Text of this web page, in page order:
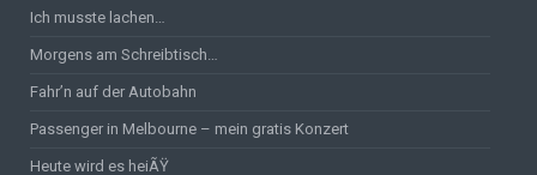
Ich musste lachen…
Morgens am Schreibtisch…
Fahr’n auf der Autobahn
Passenger in Melbourne – mein gratis Konzert
Heute wird es heiÃŸ